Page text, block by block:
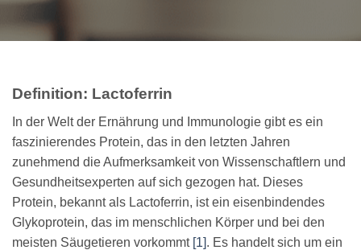
Definition: Lactoferrin
In der Welt der Ernährung und Immunologie gibt es ein
faszinierendes Protein, das in den letzten Jahren
zunehmend die Aufmerksamkeit von Wissenschaftlern und
Gesundheitsexperten auf sich gezogen hat. Dieses
Protein, bekannt als Lactoferrin, ist ein eisenbindendes
Glykoprotein, das im menschlichen Körper und bei den
meisten Säugetieren vorkommt [1]. Es handelt sich um ein